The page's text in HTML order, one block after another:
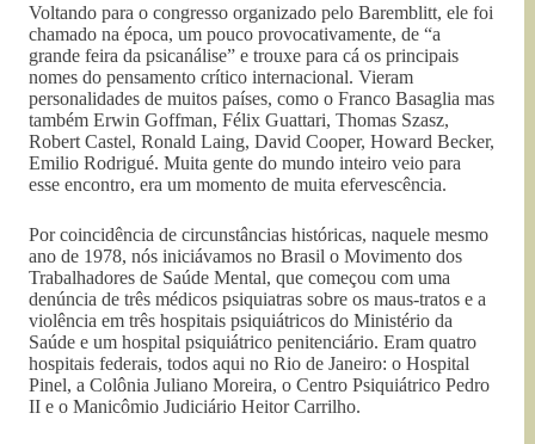
Voltando para o congresso organizado pelo Baremblitt, ele foi
chamado na época, um pouco provocativamente, de “a
grande feira da psicanálise” e trouxe para cá os principais
nomes do pensamento crítico internacional. Vieram
personalidades de muitos países, como o Franco Basaglia mas
também Erwin Goffman, Félix Guattari, Thomas Szasz,
Robert Castel, Ronald Laing, David Cooper, Howard Becker,
Emilio Rodrigué. Muita gente do mundo inteiro veio para
esse encontro, era um momento de muita efervescência.
Por coincidência de circunstâncias históricas, naquele mesmo
ano de 1978, nós iniciávamos no Brasil o Movimento dos
Trabalhadores de Saúde Mental, que começou com uma
denúncia de três médicos psiquiatras sobre os maus-tratos e a
violência em três hospitais psiquiátricos do Ministério da
Saúde e um hospital psiquiátrico penitenciário. Eram quatro
hospitais federais, todos aqui no Rio de Janeiro: o Hospital
Pinel, a Colônia Juliano Moreira, o Centro Psiquiátrico Pedro
II e o Manicômio Judiciário Heitor Carrilho.